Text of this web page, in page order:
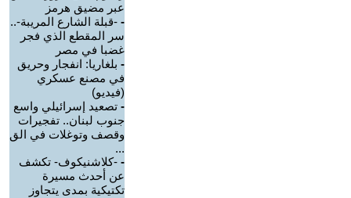
عبر مضيق هرمز
- -قبلة الشارع المريبة-..
سر المقطع الذي فجر
غضبا في مصر
- بلغاريا: انفجار وحريق
في مصنع عسكري
(فيديو)
- تصعيد إسرائيلي واسع
جنوب لبنان.. تفجيرات
وقصف وتوغلات في الق
...
- -كلاشنيكوف- تكشف
عن أحدث مسيرة
تكتيكية بمدى يتجاوز